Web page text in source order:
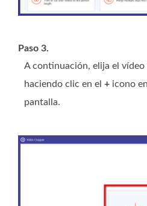
Paso 3.
A continuación, elija el
haciendo clic en el + icono
pantalla.